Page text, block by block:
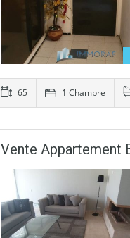
65 1 Chambre
Vente Appartement